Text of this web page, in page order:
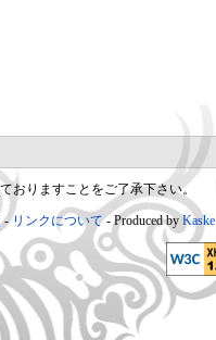
おりますことをご了承下さい。
リンクについて Produced by Kaske